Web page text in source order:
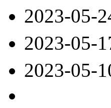
2023-05-
2023-05-
2023-05-